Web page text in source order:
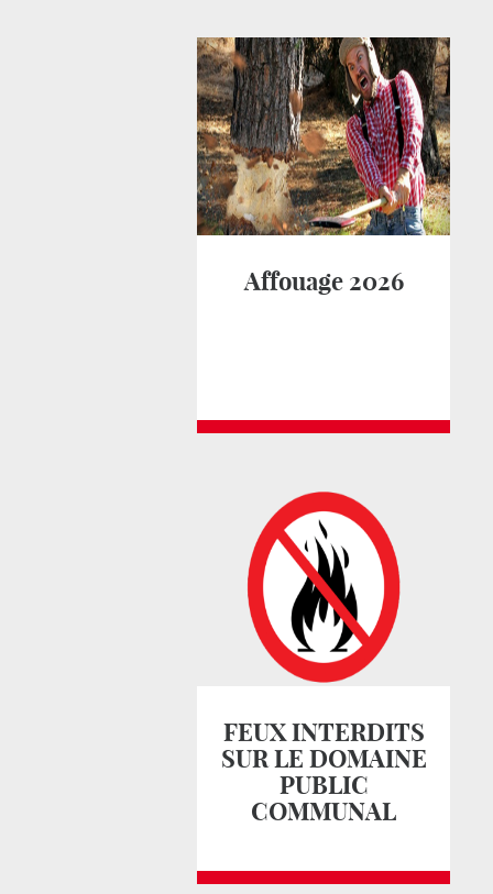
Affouage 2026
FEUX INTERDITS
SUR LE DOMAINE
PUBLIC
COMMUNAL